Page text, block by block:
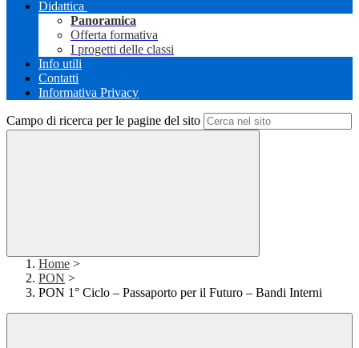
Didattica
Panoramica
Offerta formativa
I progetti delle classi
Info utili
Contatti
Informativa Privacy
Campo di ricerca per le pagine del sito
Home >
PON >
PON 1° Ciclo – Passaporto per il Futuro – Bandi Interni